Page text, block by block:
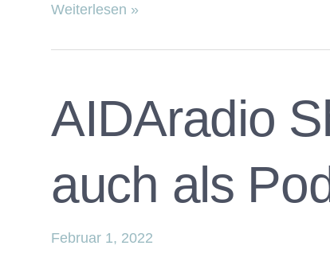
Weiterlesen »
AIDAradio
auch als
Februar 1, 2022